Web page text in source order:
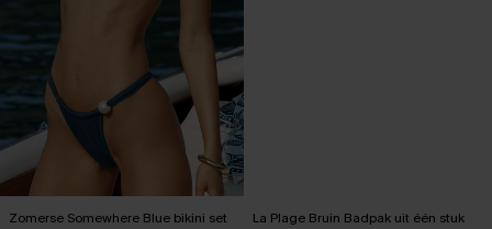
Zomerse Somewhere Blue bikini set La Plage Bruin Badpak uit één stuk